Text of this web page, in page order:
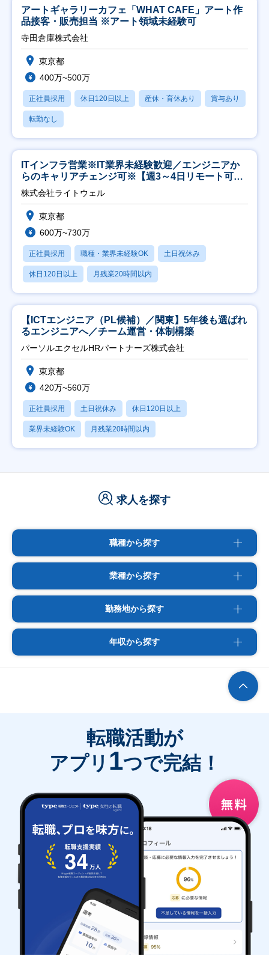
アートギャラリーカフェ「WHAT CAFE」アート作
品接客・販売担当 ※アート領域未経験可
寺田倉庫株式会社
東京都
400万~500万
正社員採用 休日120日以上 産休・育休あり 賞与あり
転勤なし
ITインフラ営業※IT業界未経験歓迎／エンジニアか
らのキャリアチェンジ可※【週3～4日リモート可
能】
株式会社ライトウェル
東京都
600万~730万
正社員採用 職種・業界未経験OK 土日祝休み
休日120日以上 月残業20時間以内
【ICTエンジニア（PL候補）／関東】5年後も選ばれ
るエンジニアへ／チーム運営・体制構築
パーソルエクセルHRパートナーズ株式会社
東京都
420万~560万
正社員採用 土日祝休み 休日120日以上
業界未経験OK 月残業20時間以内
求人を探す
職種から探す
業種から探す
勤務地から探す
年収から探す
転職活動が
アプリ 1つで完結！